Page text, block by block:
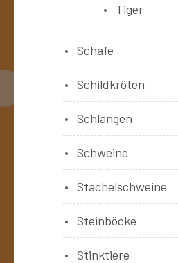
Tiger
Schafe
Schildkröten
Schlangen
Schweine
Stachelschweine
Steinböcke
Stinktiere